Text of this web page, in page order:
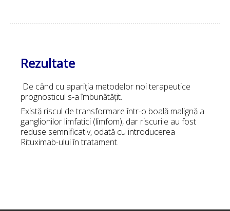
Rezultate
De când cu apariția metodelor noi terapeutice
prognosticul s-a îmbunătățit.
Există riscul de transformare într-o boală malignă a
ganglionilor limfatici (limfom), dar riscurile au fost
reduse semnificativ, odată cu introducerea
Rituximab-ului în tratament.